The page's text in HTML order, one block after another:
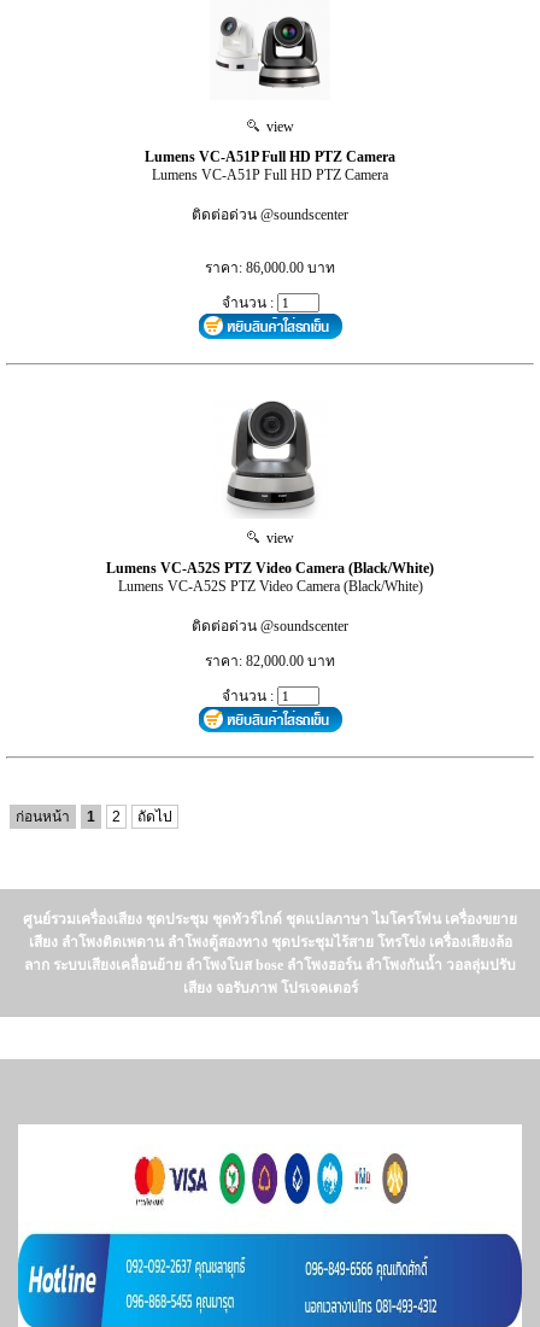
view
Lumens VC-A51P Full HD PTZ Camera
Lumens VC-A51P Full HD PTZ Camera
ติดต่อด่วน @soundscenter
ราคา: 86,000.00 บาท
จำนวน :
view
Lumens VC-A52S PTZ Video Camera (Black/White)
Lumens VC-A52S PTZ Video Camera (Black/White)
ติดต่อด่วน @soundscenter
ราคา: 82,000.00 บาท
จำนวน :
ก่อนหน้า 1 2 ถัดไป
ศูนย์รวมเครื่องเสียง ชุดประชุม ชุดทัวร์ไกด์ ชุดแปลภาษา ไมโครโฟน เครื่องขยาย
เสียง ลำโพงติดเพดาน ลำโพงตู้สองทาง ชุดประชุมไร้สาย โทรโข่ง เครื่องเสียงล้อ
ลาก ระบบเสียงเคลื่อนย้าย ลำโพงโบส bose ลำโพงฮอร์น ลำโพงกันน้ำ วอลลุ่มปรับ
เสียง จอรับภาพ โปรเจคเตอร์